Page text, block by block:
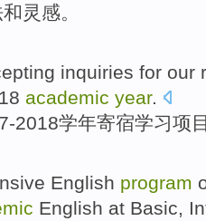
和灵感。
inquiries for our
academic year.
2018学年寄宿学习项
English program
English at Basic